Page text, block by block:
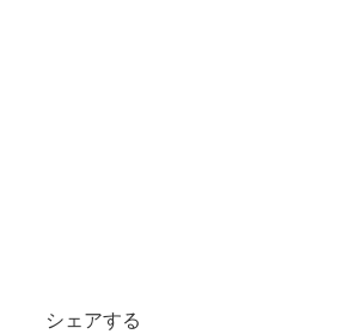
シェアする